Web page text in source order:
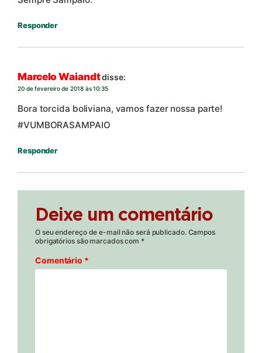
Responder
Marcelo Waiandtdisse:
20 de fevereiro de 2018 às 10:35
Bora torcida boliviana, vamos fazer nossa parte!
#VUMBORASAMPAIO
Responder
Deixe um comentário
O seu endereço de e-mail não será publicado. Campos
obrigatórios são marcados com *
Comentário *